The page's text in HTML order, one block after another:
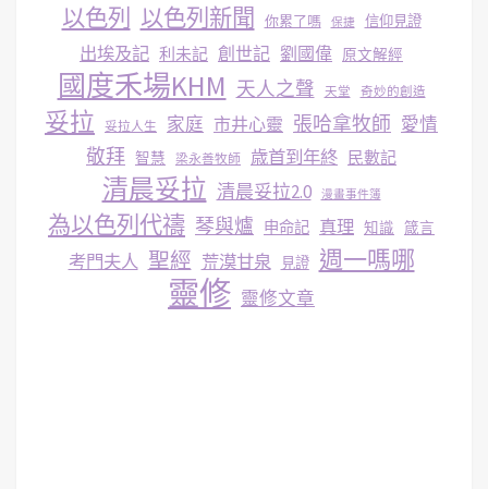
以色列 以色列新聞 你累了嗎 保捷 信仰見證
出埃及記 利未記 創世記 劉國偉 原文解經
國度禾場KHM 天人之聲 天堂 奇妙的創造
妥拉 妥拉人生 家庭 市井心靈 張哈拿牧師 愛情
敬拜 智慧 梁永善牧師 歳首到年終 民數記
清晨妥拉 清晨妥拉2.0 漫畫事件簿
為以色列代禱 琴與爐 申命記 真理 知識 箴言
考門夫人 聖經 荒漠甘泉 見證 週一嗎哪
靈修 靈修文章